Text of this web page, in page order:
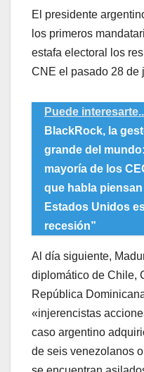
El presidente
los primeros
estafa electoral los
CNE el pasado 28 de
Puede
BlackRock, la
grande del
mayoría de los
que habla
Estados Unidos
recesión”
Al día siguiente,
diplomático de Chile,
República
«injerencistas
caso argentino
de seis venezolanos